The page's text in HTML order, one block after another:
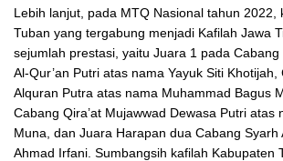
Lebih lanjut, pada MTQ Nasional tahun 2022,
Tuban yang tergabung menjadi Kafilah Jawa
sejumlah prestasi, yaitu Juara 1 pada Cabang
Al-Qur’an Putri atas nama Yayuk Siti Khotijah,
Alquran Putra atas nama Muhammad Bagus
Cabang Qira’at Mujawwad Dewasa Putri atas
Muna, dan Juara Harapan dua Cabang Syarh
Ahmad Irfani. Sumbangsih kafilah Kabupaten